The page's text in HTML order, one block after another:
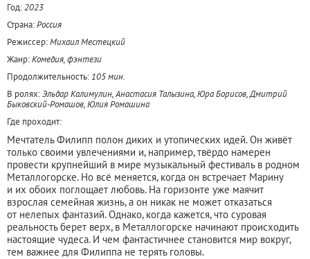
Год:2023
Страна:Россия
Режиссер:Михаил Местецкий
Жанр:Комедия, фэнтези
Продолжительность: 105 мин.
В ролях:Эльдар Калимулин, Анастасия Талызина, Юра Борисов, Дмитрий
Быковский-Ромашов, Юлия Ромашина
Где проходит:
Мечтатель Филипп полон диких и утопических идей. Он живёт
только своими увлечениями и, например, твёрдо намерен
провести крупнейший в мире музыкальный фестиваль в родном
Металлогорске. Но всё меняется, когда он встречает Марину
и их обоих поглощает любовь. На горизонте уже маячит
взрослая семейная жизнь, а он никак не может отказаться
от нелепых фантазий. Однако, когда кажется, что суровая
реальность берет верх, в Металлогорске начинают происходить
настоящие чудеса. И чем фантастичнее становится мир вокруг,
тем важнее для Филиппа не терять головы.